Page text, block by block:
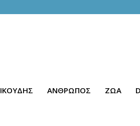
ΑΝΘΡΩΠΟΣ ΖΩΑ